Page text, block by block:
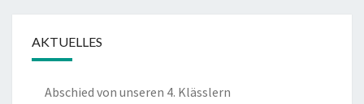
AKTUELLES
Abschied von unseren 4. Klässlern